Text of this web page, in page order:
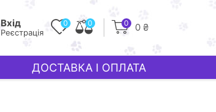
Вхід
Реєстрація
0 0 0 0 ₴
ДОСТАВКА І ОПЛАТА